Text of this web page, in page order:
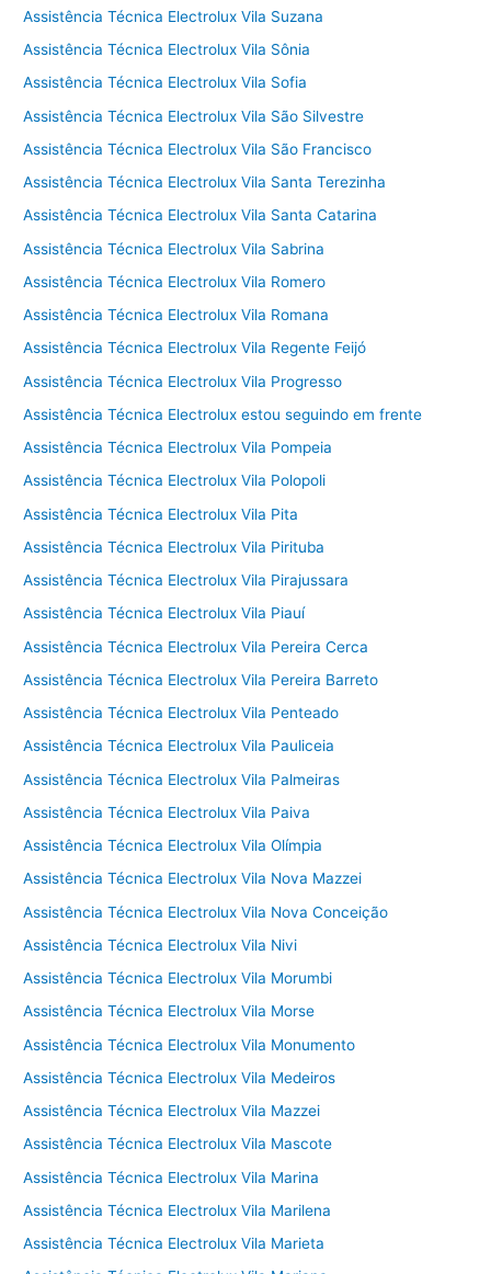
Assistência Técnica Electrolux Vila Suzana
Assistência Técnica Electrolux Vila Sônia
Assistência Técnica Electrolux Vila Sofia
Assistência Técnica Electrolux Vila São Silvestre
Assistência Técnica Electrolux Vila São Francisco
Assistência Técnica Electrolux Vila Santa Terezinha
Assistência Técnica Electrolux Vila Santa Catarina
Assistência Técnica Electrolux Vila Sabrina
Assistência Técnica Electrolux Vila Romero
Assistência Técnica Electrolux Vila Romana
Assistência Técnica Electrolux Vila Regente Feijó
Assistência Técnica Electrolux Vila Progresso
Assistência Técnica Electrolux estou seguindo em frente
Assistência Técnica Electrolux Vila Pompeia
Assistência Técnica Electrolux Vila Polopoli
Assistência Técnica Electrolux Vila Pita
Assistência Técnica Electrolux Vila Pirituba
Assistência Técnica Electrolux Vila Pirajussara
Assistência Técnica Electrolux Vila Piauí
Assistência Técnica Electrolux Vila Pereira Cerca
Assistência Técnica Electrolux Vila Pereira Barreto
Assistência Técnica Electrolux Vila Penteado
Assistência Técnica Electrolux Vila Pauliceia
Assistência Técnica Electrolux Vila Palmeiras
Assistência Técnica Electrolux Vila Paiva
Assistência Técnica Electrolux Vila Olímpia
Assistência Técnica Electrolux Vila Nova Mazzei
Assistência Técnica Electrolux Vila Nova Conceição
Assistência Técnica Electrolux Vila Nivi
Assistência Técnica Electrolux Vila Morumbi
Assistência Técnica Electrolux Vila Morse
Assistência Técnica Electrolux Vila Monumento
Assistência Técnica Electrolux Vila Medeiros
Assistência Técnica Electrolux Vila Mazzei
Assistência Técnica Electrolux Vila Mascote
Assistência Técnica Electrolux Vila Marina
Assistência Técnica Electrolux Vila Marilena
Assistência Técnica Electrolux Vila Marieta